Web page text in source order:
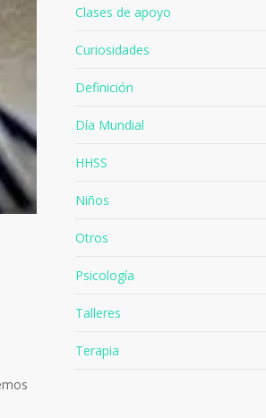
Clases de apoyo
Curiosidades
Definición
Día Mundial
HHSS
Niños
Otros
Psicología
Talleres
Terapia